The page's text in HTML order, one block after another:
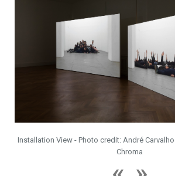
Installation View - Photo credit: André
Chroma